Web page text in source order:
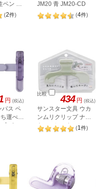
ペン 黒
(2件)
JM20 青 JM20-CD
(4件)
円 (税込)
パス ペ
運べる
パー
比較 434 円 (税込)
サンスター文具 ウカ
ンムリクリップ ナイ
トフォレスト
S3623351
(1件)